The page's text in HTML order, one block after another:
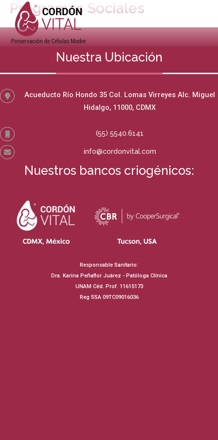
contenido
Menu
Programas Sociales
Nuestra Ubicación
Acueducto Río Hondo 35 Col. Lomas Virreyes Alc. Miguel
Hidalgo, 11000, CDMX
(55) 5540.6141
info@cordonvital.com
Nuestros bancos criogénicos:
Responsable Sanitario:
Dra. Karina Peñaflor Juárez - Patóloga Clínica
UNAM Céd. Prof. 11615173
Reg SSA 09TC09016036